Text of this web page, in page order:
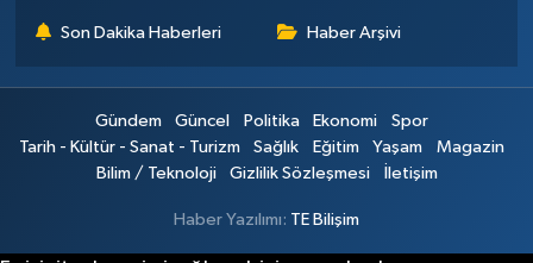
Son Dakika Haberleri Haber Arşivi
Gündem Güncel Politika Ekonomi
Spor
Tarih - Kültür - Sanat - Turizm
Sağlık Eğitim Yaşam
Magazin
Bilim / Teknoloji
Gizlilik Sözleşmesi İletişim
Haber Yazılımı: TE Bilişim